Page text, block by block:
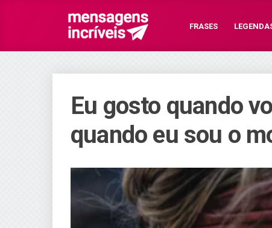
FRASES
Eu gosto quando
quando eu sou o